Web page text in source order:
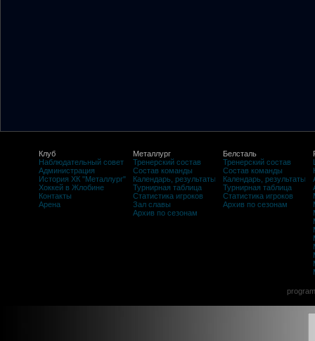
Клуб
Наблюдательный совет
Администрация
История ХК "Металлург"
Хоккей в Жлобине
Контакты
Арена
Металлург
Тренерский состав
Состав команды
Календарь, результаты
Турнирная таблица
Статистика игроков
Зал славы
Архив по сезонам
Белсталь
Тренерский состав
Состав команды
Календарь, результаты
Турнирная таблица
Статистика игроков
Архив по сезонам